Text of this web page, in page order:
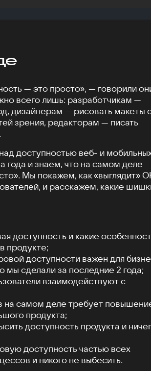
— это просто», — говорили
всего лишь: разработчикам —
дизайнерам — рисовать макеты
зрения, редакторам — писать
доступностью веб- и
года и знаем, что на самом деле
Мы покажем, как «выглядит»
и расскажем, какие
доступность и какие
продукте;
доступности важен для
мы сделали за последние 2 года;
взаимодействуют с
на самом деле требует
продукта;
доступность продукта и
доступность частью всех
и никого не выбесить.